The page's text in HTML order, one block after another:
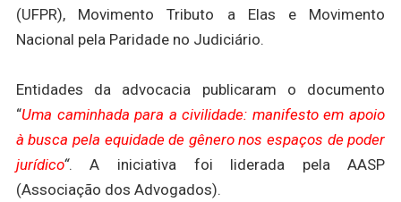
(UFPR), Movimento Tributo a Elas e Movimento
Nacional pela Paridade no Judiciário.
Entidades da advocacia publicaram o documento
“Uma caminhada para a civilidade: manifesto em apoio
à busca pela equidade de gênero nos espaços de poder
jurídico“. A iniciativa foi liderada pela AASP
(Associação dos Advogados).